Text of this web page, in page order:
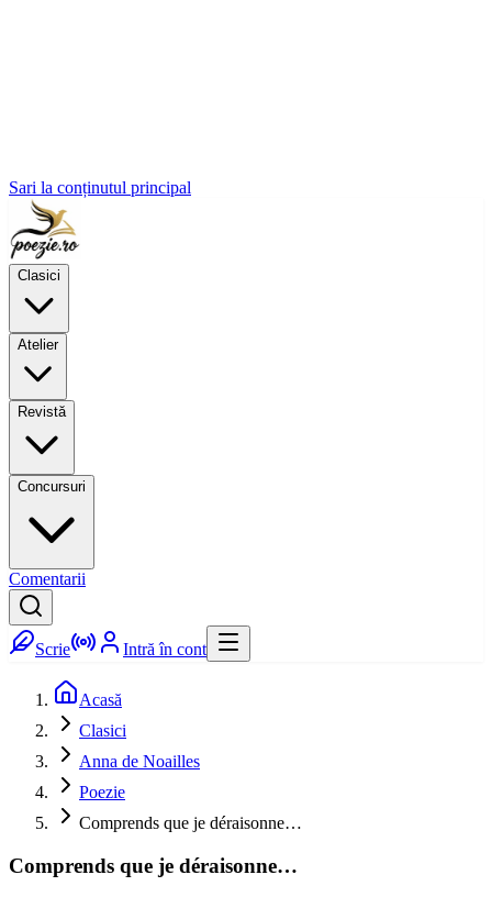
Sari la conținutul principal
Clasici
Atelier
Revistă
Concursuri
Comentarii
Scrie Intră în cont
Acasă
Clasici
Anna de Noailles
Poezie
Comprends que je déraisonne…
Comprends que je déraisonne…